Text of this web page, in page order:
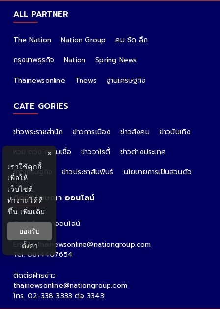
ALL PARTNER
The Nation Nation Group
คม ชัด ลึก
กรุงเทพธุรกิจ
Nation
Spring News
Thainewsonline
Tnews ฐานเศรษฐกิจ
CATE GORIES
ข่าวพระราชสำนัก ข่าวการเมือง ข่าวสังคม
ข่าวบันเทิง
หวย ดวง ความเชื่อ
ข่าววาไรตี้
ข่าวต่างประเทศ
ข่าวเศรษฐกิจ
ข่าวประชาสัมพันธ์ นโยบายการเป็นส่วนตัว
ติดต่อโฆษณา ออนไลน์
ติดต่อโฆษณาออนไลน์
คุณอ้อ
Email : thainewsonline@nationgroup.com
Tel: 0814407654
ติดต่อฝ่ายข่าว
thainewsonline@nationgroup.com
โทร. 02-338-3333 ต่อ 3343
×
เราใช้คุกกี้
เพื่อให้
เว็บไซต์
ทำงานได้ดี
ขึ้น เพิ่มเติม
ยอมรับ
ตั้งค่า